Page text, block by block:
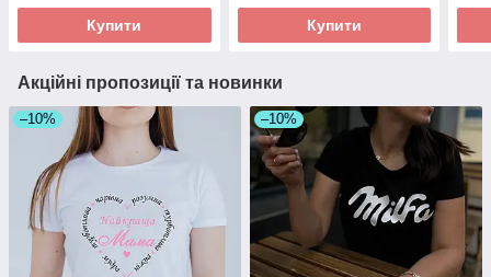
Купити Купити
Акційні пропозиції та новинки
–10% –10%